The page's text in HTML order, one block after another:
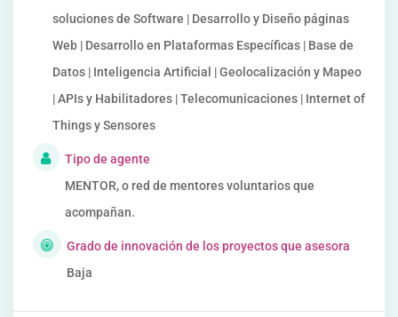
soluciones de Software | Desarrollo y Diseño páginas
Web | Desarrollo en Plataformas Específicas | Base de
Datos | Inteligencia Artificial | Geolocalización y Mapeo
| APIs y Habilitadores | Telecomunicaciones | Internet of
Things y Sensores
Tipo de agente
MENTOR, o red de mentores voluntarios que
acompañan.
Grado de innovación de los proyectos que asesora
Baja